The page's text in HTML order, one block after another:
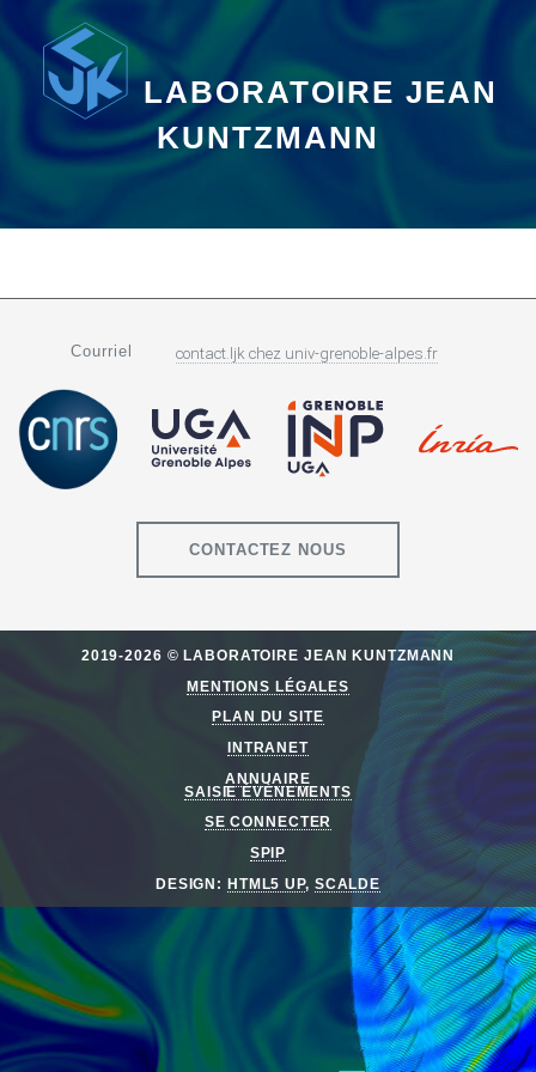
LABORATOIRE JEAN
KUNTZMANN
Courriel contact.ljk chez univ-grenoble-alpes.fr
CONTACTEZ NOUS
2019-2026 © LABORATOIRE JEAN KUNTZMANN
MENTIONS LÉGALES
PLAN DU SITE
INTRANET
ANNUAIRE
SAISIE ÉVÈNEMENTS
SE CONNECTER
SPIP
DESIGN: HTML5 UP, SCALDE